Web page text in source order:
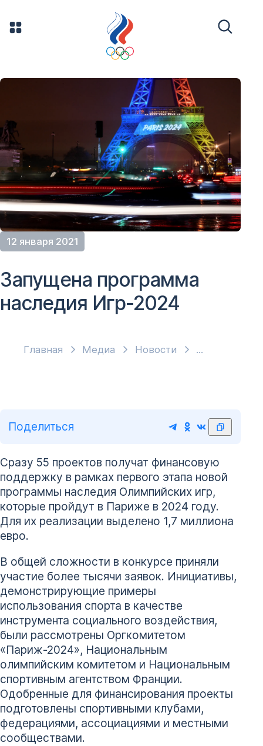
12 января 2021
Главная Медиа Новости
Запущена программа
наследия Игр-2024
Поделиться
Сразу 55 проектов получат финансовую
поддержку в рамках первого этапа новой
программы наследия Олимпийских игр,
которые пройдут в Париже в 2024 году.
Для их реализации выделено 1,7 миллиона
евро.
В общей сложности в конкурсе приняли
участие более тысячи заявок. Инициативы,
демонстрирующие примеры
использования спорта в качестве
инструмента социального воздействия,
были рассмотрены Оргкомитетом
«Париж-2024», Национальным
олимпийским комитетом и Национальным
спортивным агентством Франции.
Одобренные для финансирования проекты
подготовлены спортивными клубами,
федерациями, ассоциациями и местными
сообществами.